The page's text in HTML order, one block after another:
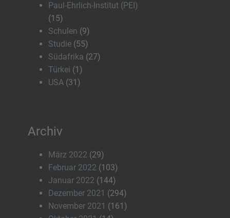
Paul-Ehrlich-Institut (PEI)
(15)
Schulen (9)
Studie (55)
Südafrika (27)
Türkei (1)
USA (31)
Archiv
März 2022 (29)
Februar 2022 (103)
Januar 2022 (144)
Dezember 2021 (294)
November 2021 (161)